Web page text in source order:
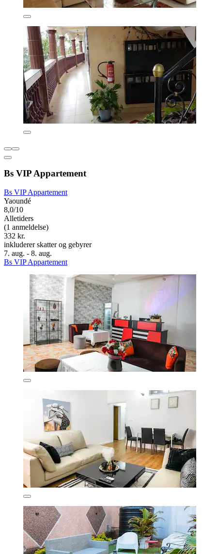
Bs VIP Appartement
Bs VIP Appartement
Yaoundé
8,0/10
Alletiders
(1 anmeldelse)
332 kr.
inkluderer skatter og gebyrer
7. aug. - 8. aug.
Bs VIP Appartement